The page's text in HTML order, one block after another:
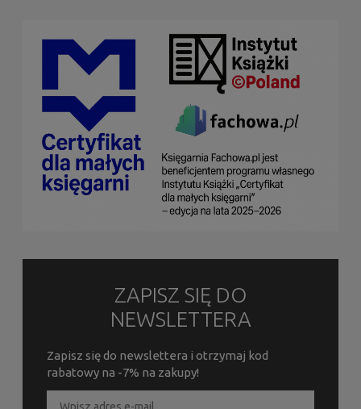
ZAPISZ SIĘ DO
NEWSLETTERA
Zapisz się do newslettera i otrzymaj kod
rabatowy na -7% na zakupy!